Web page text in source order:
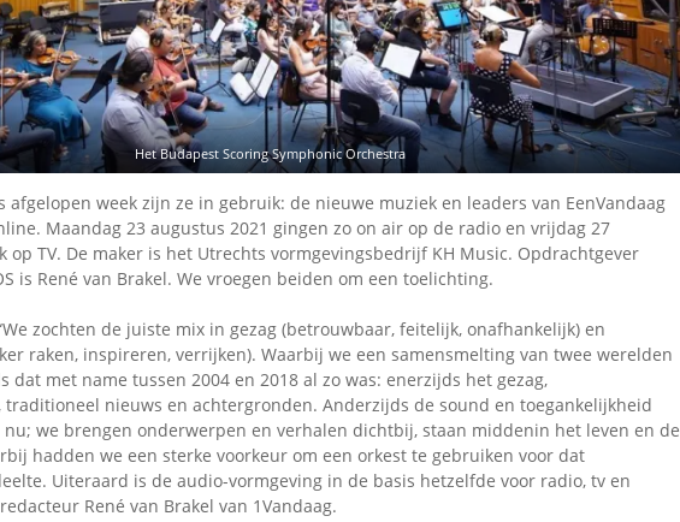
Uitvinding
jinglecassette
Het Budapest Scoring Symphonic Orchestra
afgelopen week zijn ze in gebruik: de nieuwe muziek en leaders van EenVandaag
Maandag 23 augustus 2021 gingen zo on air op de radio en vrijdag 27
op TV. De maker is het Utrechts vormgevingsbedrijf KH Music. Opdrachtgever
is René van Brakel. We vroegen beiden om een toelichting.
zochten de juiste mix in gezag (betrouwbaar, feitelijk, onafhankelijk) en
raken, inspireren, verrijken). Waarbij we een samensmelting van twee werelden
dat met name tussen 2004 en 2018 al zo was: enerzijds het gezag,
nieuws en achtergronden. Anderzijds de sound en toegankelijkheid
nu; we brengen onderwerpen en verhalen dichtbij, staan middenin het leven en de
hadden we een sterke voorkeur om een orkest te gebruiken voor dat
Uiteraard is de audio-vormgeving in de basis hetzelfde voor radio, tv en
René van Brakel van 1Vandaag.